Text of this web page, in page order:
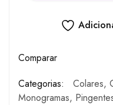
Comparar
Categorias:
Colares,
Monogramas,